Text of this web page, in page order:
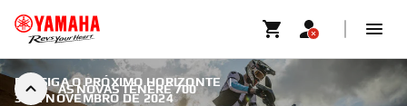
AS NOVAS TÉNÉRÉ 700
PERSIGA O PRÓXIMO HORIZONTE |
3 DE NOVEMBRO DE 2024